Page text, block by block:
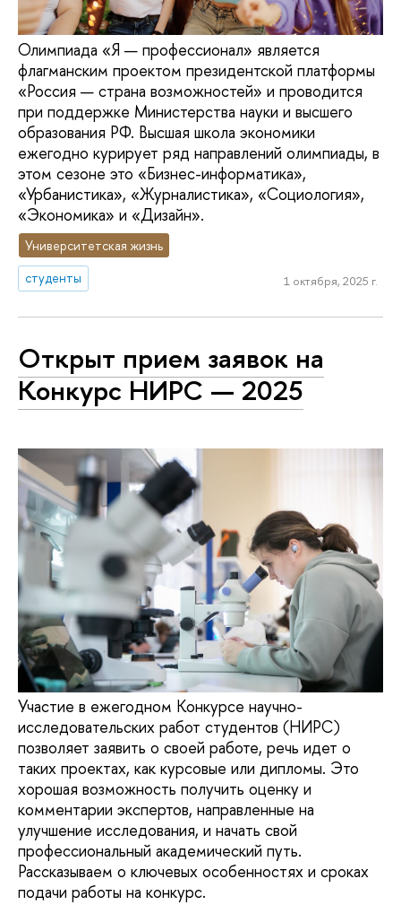
Олимпиада «Я — профессионал» является
флагманским проектом президентской платформы
«Россия — страна возможностей» и проводится
при поддержке Министерства науки и высшего
образования РФ. Высшая школа экономики
ежегодно курирует ряд направлений олимпиады, в
этом сезоне это «Бизнес-информатика»,
«Урбанистика», «Журналистика», «Социология»,
«Экономика» и «Дизайн».
Университетская жизнь
студенты
1 октября, 2025 г.
Открыт прием заявок на
Конкурс НИРС — 2025
Участие в ежегодном Конкурсе научно-
исследовательских работ студентов (НИРС)
позволяет заявить о своей работе, речь идет о
таких проектах, как курсовые или дипломы. Это
хорошая возможность получить оценку и
комментарии экспертов, направленные на
улучшение исследования, и начать свой
профессиональный академический путь.
Рассказываем о ключевых особенностях и сроках
подачи работы на конкурс.